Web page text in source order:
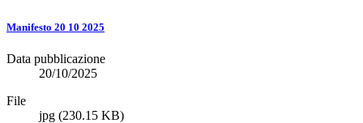
Manifesto 20 10 2025
Data pubblicazione
20/10/2025
File
jpg (230.15 KB)